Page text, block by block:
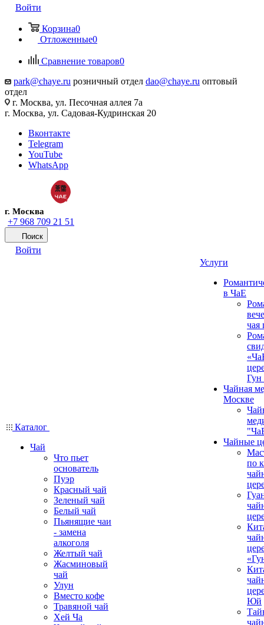
Войти
Корзина0
Отложенные0
Сравнение товаров0
park@chaye.ru розничный отдел dao@chaye.ru оптовый
отдел
г. Москва, ул. Песочная аллея 7а
г. Москва, ул. Садовая-Кудринская 20
Вконтакте
Telegram
YouTube
WhatsApp
г. Москва
+7 968 709 21 51
Поиск
Войти
Каталог
Чай
Что пьет
основатель
Пуэр
Красный чай
Зеленый чай
Белый чай
Пьянящие чаи
- замена
алкоголя
Желтый чай
Жасминовый
чай
Улун
Вместо кофе
Травяной чай
Хей Ча
Услуги
в ЧаЕ
Чайная
Москве
Чайные
по
Юй